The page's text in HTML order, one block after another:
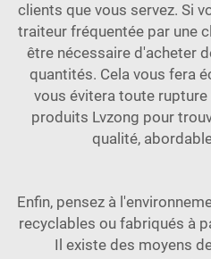
clients que vous servez. Si
traiteur fréquentée par une
être nécessaire d'acheter
quantités. Cela vous fera
vous évitera toute
produits Lvzong pour
qualité,
Enfin, pensez à
recyclables ou fabriqués à
Il existe des moyens